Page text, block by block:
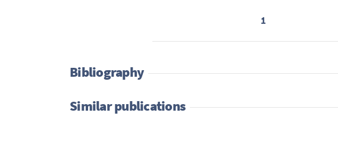
1
Bibliography
Similar publications